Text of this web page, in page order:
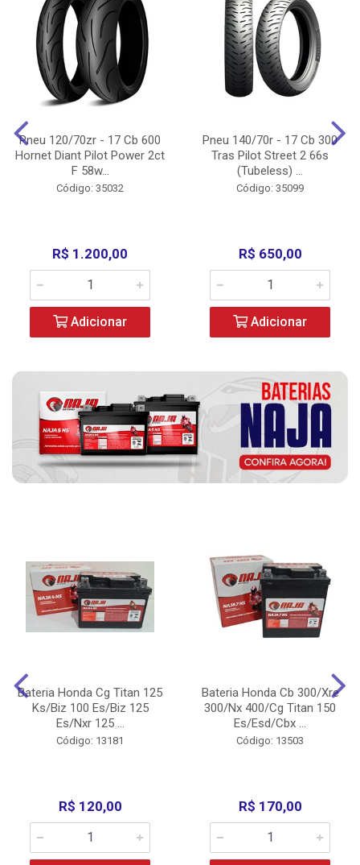
Pneu 120/70zr - 17 Cb 600
Hornet Diant Pilot Power 2ct
F 58w...
Código: 35032
R$ 1.200,00
Adicionar
Pneu 140/70r - 17 Cb 300
Tras Pilot Street 2 66s
(Tubeless) ...
Código: 35099
R$ 650,00
Adicionar
Bateria Honda Cg Titan 125
Ks/Biz 100 Es/Biz 125
Es/Nxr 125 ...
Código: 13181
R$ 120,00
Bateria Honda Cb 300/Xre
300/Nx 400/Cg Titan 150
Es/Esd/Cbx ...
Código: 13503
R$ 170,00